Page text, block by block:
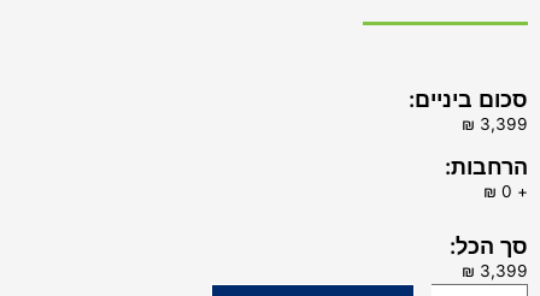
סכום ביניים:
הרחבות:
+
סך הכל: